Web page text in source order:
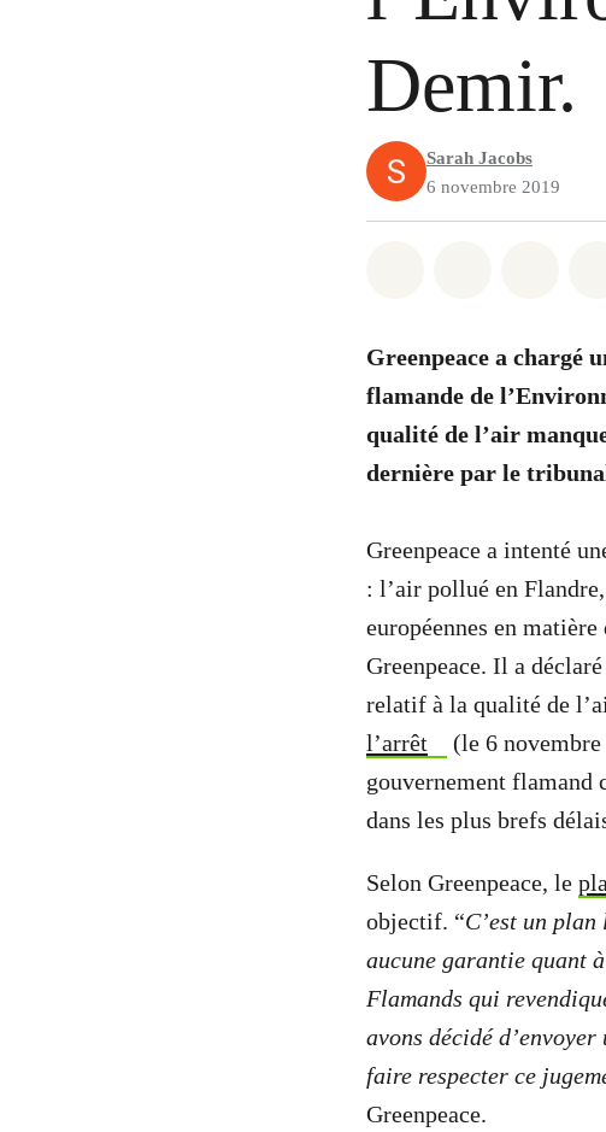
Demir.
Sarah Jacobs
6 novembre 2019
Greenpeace a chargé
flamande de
qualité de l’air
dernière par le
Greenpeace a intenté
: l’air pollué en
européennes en
Greenpeace. Il a
relatif à la qualité de
l’arrêt
(le 6
gouvernement flamand
dans les plus brefs
Selon Greenpeace, le
objectif. “C’est un
aucune garantie quant
Flamands qui
avons décidé
faire respecter ce
Greenpeace.